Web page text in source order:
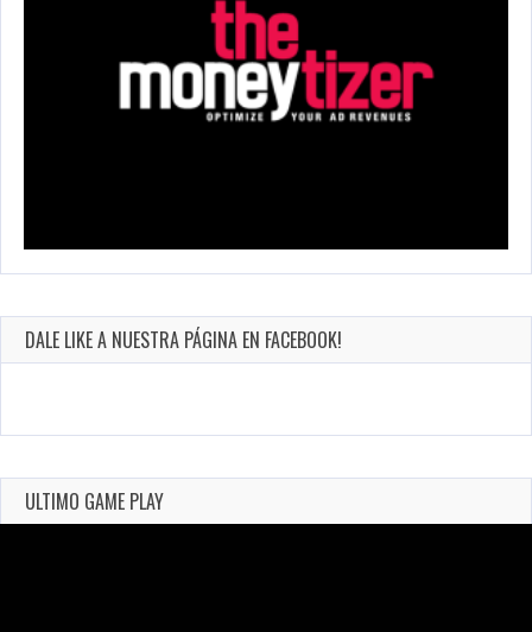
DALE LIKE A NUESTRA PÁGINA EN FACEBOOK!
ULTIMO GAME PLAY